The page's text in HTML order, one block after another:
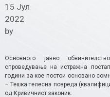
15 Јул
2022
by
Основното јавно
спроведување на истражна
години за кое постои основано
– Тешка телесна повреда
од Кривичниот законик.